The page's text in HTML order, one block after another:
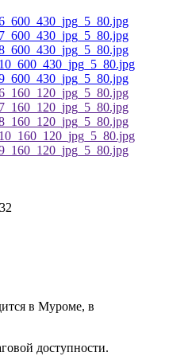
в Муроме, в
доступности.